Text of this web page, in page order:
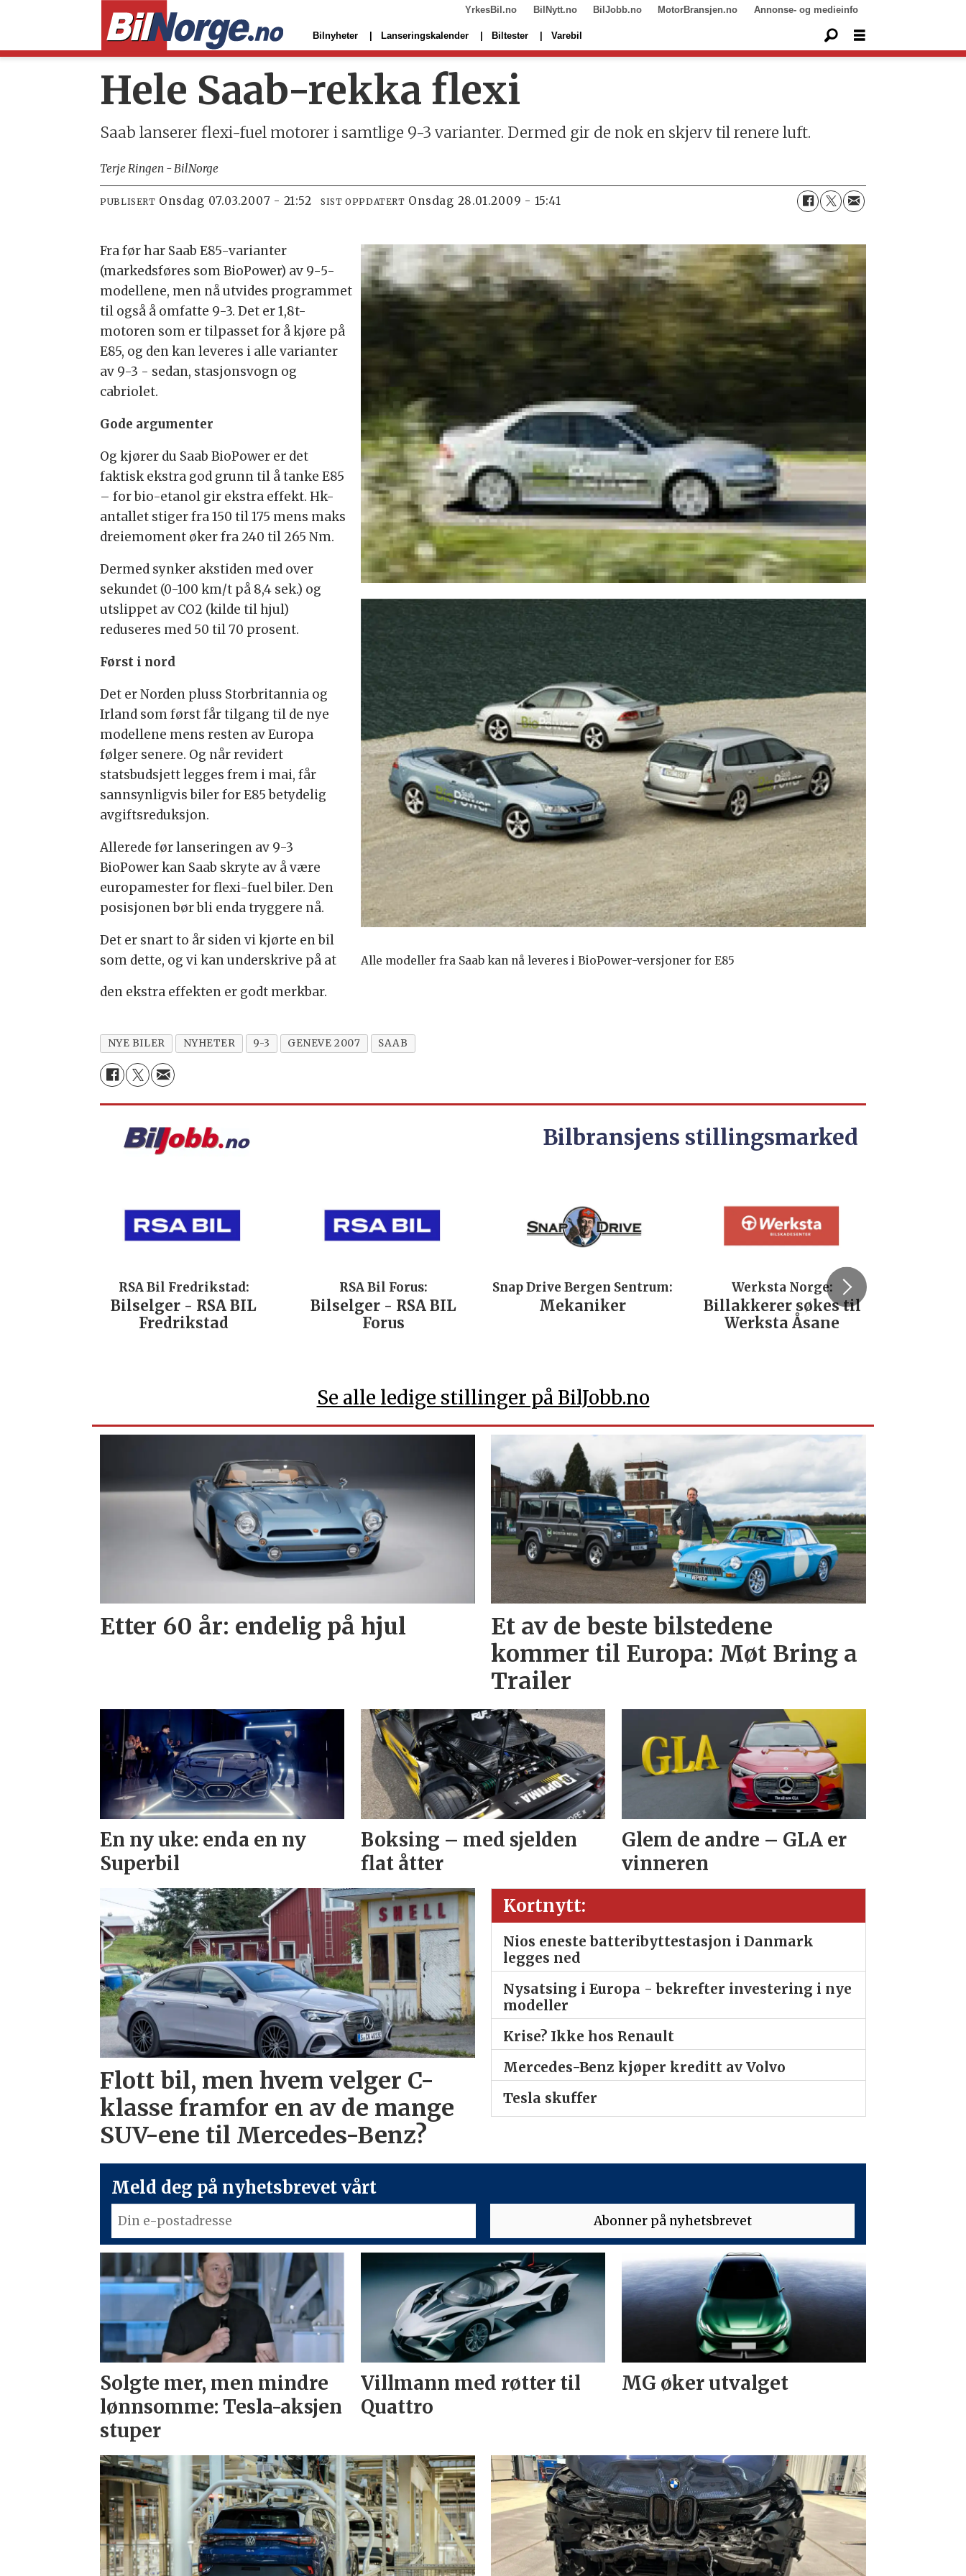
YrkesBil.no BilNytt.no BilJobb.no MotorBransjen.no Annonse- og medieinfo
Bilnyheter Lanseringskalender Biltester Varebil
Hele Saab-rekka flexi
Saab lanserer flexi-fuel motorer i samtlige 9-3 varianter. Dermed gir de nok en skjerv til renere luft.
Terje Ringen - BilNorge
PUBLISERT onsdag 07.03.2007 - 21:52 SIST OPPDATERT onsdag 28.01.2009 - 15:41
Alle modeller fra Saab kan nå leveres i BioPower-versjoner for E85
Fra før har Saab E85-varianter
(markedsføres som BioPower) av 9-5-
modellene, men nå utvides programmet
til også å omfatte 9-3. Det er 1,8t-
motoren som er tilpasset for å kjøre på
E85, og den kan leveres i alle varianter
av 9-3 - sedan, stasjonsvogn og
cabriolet.
Gode argumenter
Og kjører du Saab BioPower er det
faktisk ekstra god grunn til å tanke E85
– for bio-etanol gir ekstra effekt. Hk-
antallet stiger fra 150 til 175 mens maks
dreiemoment øker fra 240 til 265 Nm.
Dermed synker akstiden med over
sekundet (0-100 km/t på 8,4 sek.) og
utslippet av CO2 (kilde til hjul)
reduseres med 50 til 70 prosent.
Først i nord
Det er Norden pluss Storbritannia og
Irland som først får tilgang til de nye
modellene mens resten av Europa
følger senere. Og når revidert
statsbudsjett legges frem i mai, får
sannsynligvis biler for E85 betydelig
avgiftsreduksjon.
Allerede før lanseringen av 9-3
BioPower kan Saab skryte av å være
europamester for flexi-fuel biler. Den
posisjonen bør bli enda tryggere nå.
Det er snart to år siden vi kjørte en bil
som dette, og vi kan underskrive på at
den ekstra effekten er godt merkbar.
NYE BILER NYHETER 9-3 GENEVE 2007 SAAB
Bilbransjens stillingsmarked
RSA Bil Fredrikstad:
Bilselger - RSA BIL
Fredrikstad
RSA Bil Forus:
Bilselger - RSA BIL
Forus
Snap Drive Bergen Sentrum:
Mekaniker
Werksta Norge:
Billakkerer søkes til
Werksta Åsane
Se alle ledige stillinger på BilJobb.no
Etter 60 år: endelig på hjul
Et av de beste bilstedene
kommer til Europa: Møt Bring a
Trailer
En ny uke: enda en ny
Superbil
Boksing – med sjelden
flat åtter
Glem de andre – GLA er
vinneren
Flott bil, men hvem velger C-
klasse framfor en av de mange
SUV-ene til Mercedes-Benz?
Kortnytt:
Nios eneste batteribyttestasjon i Danmark
legges ned
Nysatsing i Europa - bekrefter investering i nye
modeller
Krise? Ikke hos Renault
Mercedes-Benz kjøper kreditt av Volvo
Tesla skuffer
Meld deg på nyhetsbrevet vårt
Solgte mer, men mindre
lønnsomme: Tesla-aksjen
stuper
Villmann med røtter til
Quattro
MG øker utvalget